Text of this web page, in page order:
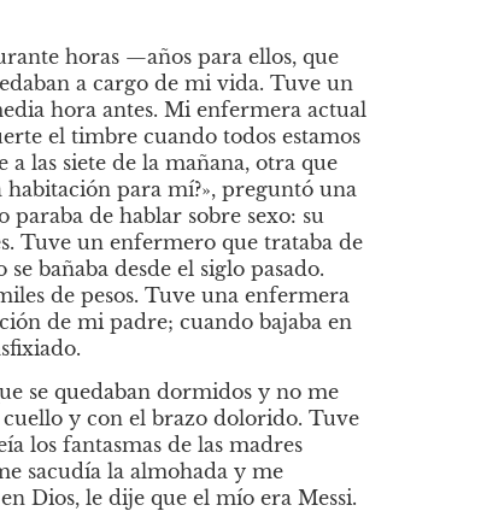
horas —años para ellos, que
a cargo de mi vida. Tuve un
hora antes. Mi enfermera actual
el timbre cuando todos estamos
las siete de la mañana, otra que
habitación para mí?», preguntó una
de hablar sobre sexo: su
Tuve un enfermero que trataba de
bañaba desde el siglo pasado.
de pesos. Tuve una enfermera
de mi padre; cuando bajaba en
se quedaban dormidos y no me
y con el brazo dolorido. Tuve
los fantasmas de las madres
sacudía la almohada y me
Dios, le dije que el mío era Messi.